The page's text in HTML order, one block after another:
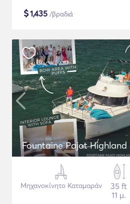
$1,435 /βραδιά
Fountaine Pajot Highland
Μηχανοκίνητο Καταμαράν
35 ft
11 μ.